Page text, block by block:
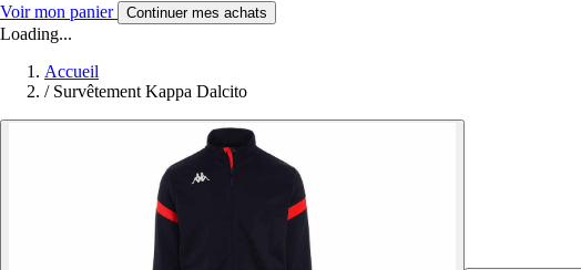
Voir mon panier Continuer mes achats
Loading...
Accueil
/ Survêtement Kappa Dalcito